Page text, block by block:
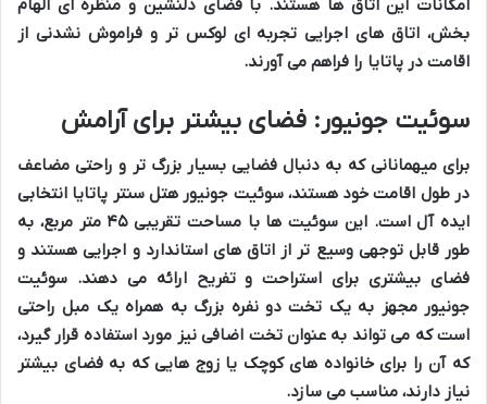
امکانات این اتاق ها هستند. بافضای دلنشین و منظره ای الهام
بخش، اتاق های اجراییتجربه ایلوکس تر وفراموش نشدنی از
اقامت در پاتایا را فراهم می آورند.
سوئیت جونیور: فضای بیشتر برای آرامش
برایمیهمانانی که به دنبال فضایی بسیار بزرگ تر و راحتی مضاعف
در طول اقامتخود هستند،سوئیت جونیور هتل سنتر پاتایا انتخابی
ایده آلاست. این سوئیت ها با مساحت تقریبی۴۵ متر مربع
، به
طور قابل توجهیوسیع تر از اتاق های استاندارد و اجراییهستند و
فضای بیشتریبرای استراحتوتفریح ارائه می دهند. سوئیت
جونیور مجهز بهیک تخت دو نفره بزرگ به همراهیک مبل راحتی
است که می تواند به عنوانتخت اضافینیز مورد استفاده قرار گیرد،
که آن را برایخانواده های کوچک یازوج هاییکه بهفضای بیشتر
نیاز دارند، مناسب می سازد.